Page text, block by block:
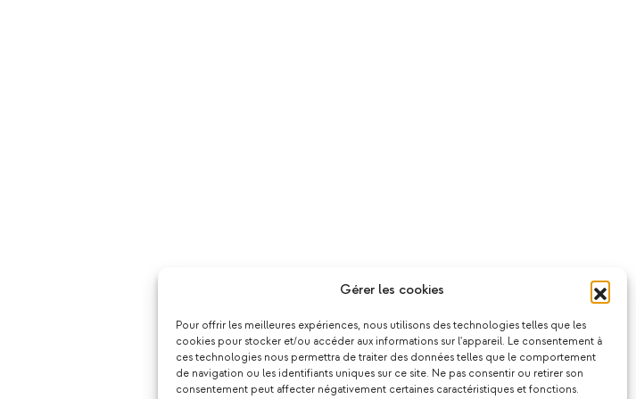
Gérer les cookies
Pour offrir les meilleures expériences, nous utilisons des technologies telles que les
cookies pour stocker et/ou accéder aux informations sur l'appareil. Le consentement à
ces technologies nous permettra de traiter des données telles que le comportement
de navigation ou les identifiants uniques sur ce site. Ne pas consentir ou retirer son
consentement peut affecter négativement certaines caractéristiques et fonctions.